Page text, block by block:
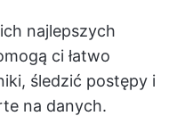
najlepszych
ci łatwo
śledzić postępy i
na danych.